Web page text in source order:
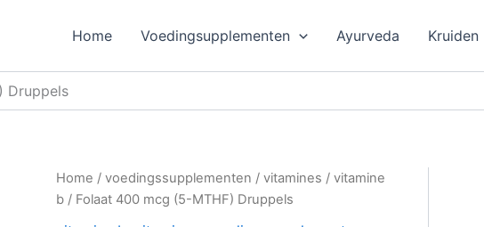
Home Voedingsupplementen Ayurveda Kruiden
Druppels
Home / voedingssupplementen / vitamines / vitamine
b/ Folaat 400 mcg (5-MTHF) Druppels